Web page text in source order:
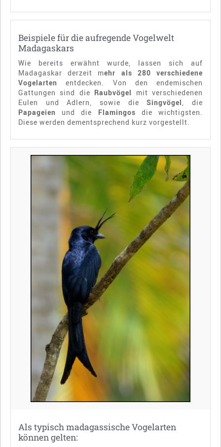
Beispiele für die aufregende Vogelwelt
Madagaskars
Wie bereits erwähnt wurde, lassen sich auf
Madagaskar derzeit mehr als 280 verschiedene
Vogelartenentdecken. Von den endemischen
Gattungen sind die Raubvögel
mit verschiedenen
Eulen und Adlern, sowie dieSingvögel
, die
Papageien und die Flamingos die wichtigsten.
Diese werden dementsprechend kurz vorgestellt.
Als typisch madagassische Vogelarten
können gelten: